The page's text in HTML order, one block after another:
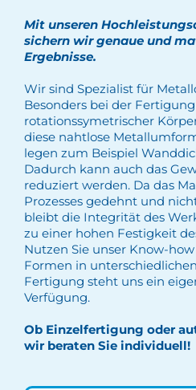
Mit unseren
sichern wir genaue und
Ergebnisse.
Wir sind Spezialist für
Besonders bei der
rotationssymetrischer
diese nahtlose
legen zum Beispiel
Dadurch kann auch das
reduziert werden. Da das
Prozesses gedehnt und
bleibt die Integrität des
zu einer hohen Festigkeit
Nutzen Sie unser Know-
Formen in
Fertigung steht uns ein
Verfügung.
Ob Einzelfertigung oder
wir beraten Sie individuell!